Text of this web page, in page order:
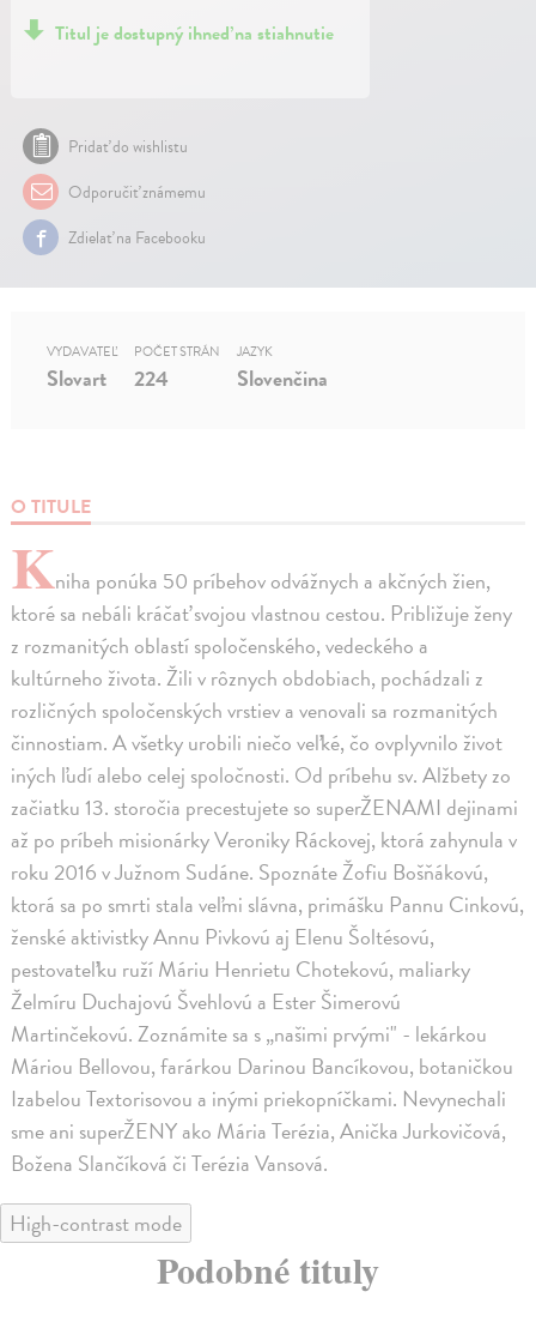
Titul je dostupný ihneď na stiahnutie
Pridať do wishlistu
Odporučiť známemu
Zdielať na Facebooku
O TITULE
Kniha ponúka 50 príbehov odvážnych a akčných žien,
ktoré sa nebáli kráčať svojou vlastnou cestou. Približuje ženy
z rozmanitých oblastí spoločenského, vedeckého a
kultúrneho života. Žili v rôznych obdobiach, pochádzali z
rozličných spoločenských vrstiev a venovali sa rozmanitých
činnostiam. A všetky urobili niečo veľké, čo ovplyvnilo život
iných ľudí alebo celej spoločnosti. Od príbehu sv. Alžbety zo
začiatku 13. storočia precestujete so superŽENAMI dejinami
až po príbeh misionárky Veroniky Ráckovej, ktorá zahynula v
roku 2016 v Južnom Sudáne. Spoznáte Žofiu Bošňákovú,
ktorá sa po smrti stala veľmi slávna, primášku Pannu Cinkovú,
ženské aktivistky Annu Pivkovú aj Elenu Šoltésovú,
pestovateľku ruží Máriu Henrietu Chotekovú, maliarky
Želmíru Duchajovú Švehlovú a Ester Šimerovú
Martinčekovú. Zoznámite sa s „našimi prvými" - lekárkou
Máriou Bellovou, farárkou Darinou Bancíkovou, botaničkou
Izabelou Textorisovou a inými priekopníčkami. Nevynechali
sme ani superŽENY ako Mária Terézia, Anička Jurkovičová,
Božena Slančíková či Terézia Vansová.
VYDAVATEĽ
Slovart
POČET STRÁN
224
JAZYK
Slovenčina
High-contrast mode
Podobné tituly